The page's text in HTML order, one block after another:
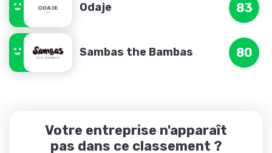
Odaje 83
Sambas the Bambas 80
Votre entreprise n'apparaît
pas dans ce classement ?